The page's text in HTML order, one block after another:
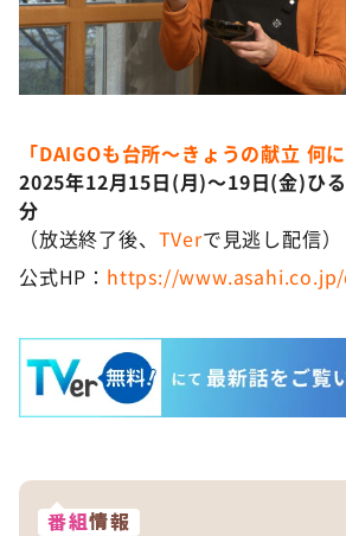
「DAIGOも台所〜きょうの献立 何に
2025年12月15日(月)～19日(金)ひ
分
（放送終了後、 TVerで見逃し配信）
公式HP： https://
番組情報